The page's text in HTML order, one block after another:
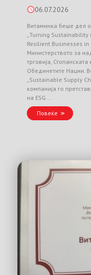
06.07.2026
Витаминка беше дел
„Turning
Resilient Businesses in
Министерството за
трговија,
Обединетите Нации.
„Sustainable Supply
компанија го
на ESG …
Повеќе